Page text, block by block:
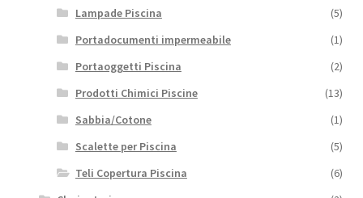
Lampade Piscina
(5)
Portadocumenti impermeabile
(1)
Portaoggetti Piscina
(2)
Prodotti Chimici Piscine
(13)
Sabbia/Cotone
(1)
Scalette per Piscina
(5)
Teli Copertura Piscina
(6)